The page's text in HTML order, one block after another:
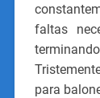
faltas
para